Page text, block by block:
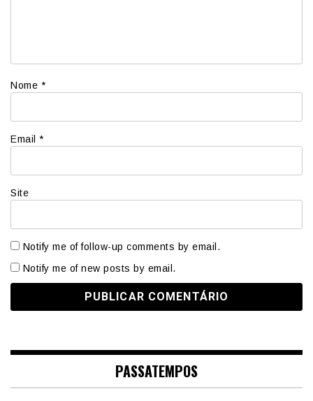
Nome *
Email *
Site
Notify me of follow-up comments by email.
Notify me of new posts by email.
PASSATEMPOS